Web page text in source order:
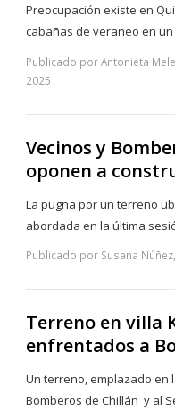
Preocupación existe en
cabañas de veraneo en
Publicado por Antonieta
2025
Vecinos y
oponen a
La pugna por un terreno
abordada en la última
Publicado por Susana
Terreno en villa
enfrentados a
Un terreno, emplazado en
Bomberos de Chillán y al